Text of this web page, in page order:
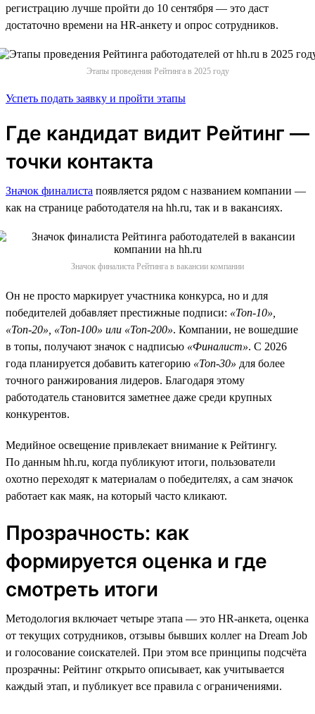
регистрацию лучше пройти до 10 сентября — это даст
достаточно времени на HR-анкету и опрос сотрудников.
Этапы проведения Рейтинга в 2025 году
Успеть подать заявку и пройти этапы
Где кандидат видит Рейтинг —
точки контакта
Значок финалиста появляется рядом с названием компании —
как на странице работодателя на hh.ru, так и в вакансиях.
Значок финалиста Рейтинга в вакансии компании
Он не просто маркирует участника конкурса, но и для
победителей добавляет престижные подписи: «Топ-10»,
«Топ-20», «Топ-100» или «Топ-200». Компании, не вошедшие
в топы, получают значок с надписью «Финалист». С 2026
года планируется добавить категорию «Топ-30» для более
точного ранжирования лидеров. Благодаря этому
работодатель становится заметнее даже среди крупных
конкурентов.
Медийное освещение привлекает внимание к Рейтингу.
По данным hh.ru, когда публикуют итоги, пользователи
охотно переходят к материалам о победителях, а сам значок
работает как маяк, на который часто кликают.
Прозрачность: как
формируется оценка и где
смотреть итоги
Методология включает четыре этапа — это HR-анкета, оценка
от текущих сотрудников, отзывы бывших коллег на Dream Job
и голосование соискателей. При этом все принципы подсчёта
прозрачны: Рейтинг открыто описывает, как учитывается
каждый этап, и публикует все правила с ограничениями.